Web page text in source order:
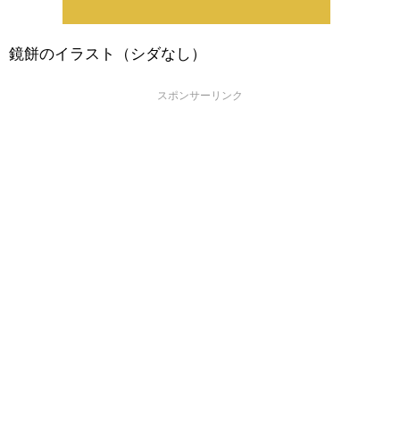
鏡餅のイラスト（シダなし）
スポンサーリンク